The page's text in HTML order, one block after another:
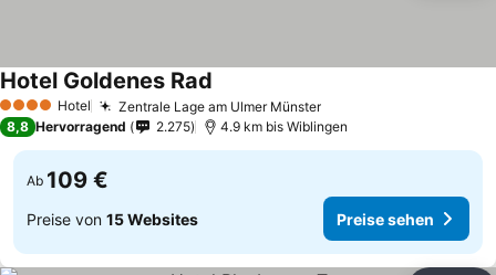
4 Sterne Hotel Zentrale Lage am Ulmer MünsterPreise sehen
Hotel Goldenes Rad
8,8 Hervorragend 2.275 4.9 km bis Wiblingen
Ab 109 €
Preise von 15 Websites Preise sehen